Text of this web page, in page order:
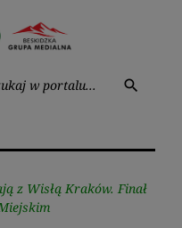
search
z Wisłą Kraków. Finał